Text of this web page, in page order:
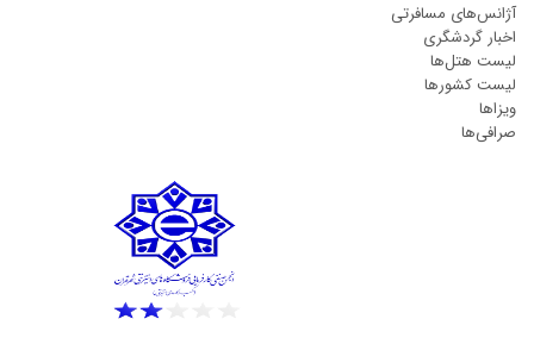
آژانس‌های مسافرتی
اخبار گردشگری
لیست هتل‌ها
لیست کشورها
ویزاها
صرافی‌ها